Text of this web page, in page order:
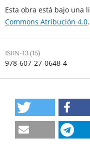
Esta obra está bajo una
Commons Atribución 4.0.
ISBN-13 (15)
978-607-27-0648-4